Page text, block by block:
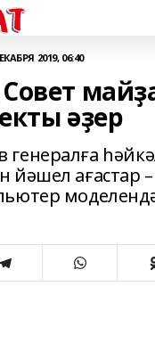
2019, 06:40
әҙер
йәшел ағастар